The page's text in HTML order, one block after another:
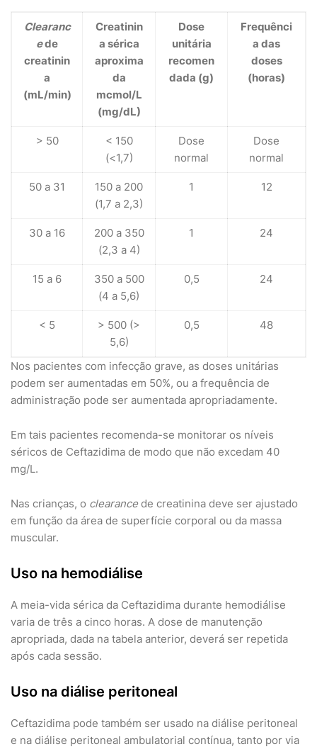
Clearanc
ede
creatinin
a
(mL/min)
Creatinin
a sérica
aproxima
da
mcmol/L
(mg/dL)
Dose
unitária
recomen
dada (g)
Frequênci
a das
doses
(horas)
> 50
< 150
(<1,7)
Dose
normal
Dose
normal
50 a 31
150 a 200
(1,7 a 2,3)
1 12
30 a 16
200 a 350
(2,3 a 4)
1 24
15 a 6
350 a 500
(4 a 5,6)
0,5 24
< 5
> 500 (>
5,6)
0,5 48
Nos pacientes com infecção grave, as doses unitárias
podem ser aumentadas em 50%, ou a frequência de
administração pode ser aumentada apropriadamente.
Em tais pacientes recomenda-se monitorar os níveis
séricos de Ceftazidima de modo que não excedam 40
mg/L.
Nas crianças, o clearancede creatinina deve ser ajustado
em função da área de superfície corporal ou da massa
muscular.
Uso na hemodiálise
A meia-vida sérica da Ceftazidima durante hemodiálise
varia de três a cinco horas. A dose de manutenção
apropriada, dada na tabela anterior, deverá ser repetida
após cada sessão.
Uso na diálise peritoneal
Ceftazidima pode também ser usado na diálise peritoneal
e na diálise peritoneal ambulatorial contínua, tanto por via